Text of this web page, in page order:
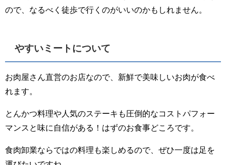
ので、なるべく徒歩で行くのがいいのかもしれません。
やすいミートについて
お肉屋さん直営のお店なので、新鮮で美味しいお肉が食べ
れます。
とんかつ料理や人気のステーキも圧倒的なコストパフォー
マンスと味に自信がある！はずのお食事どころです。
食肉卸業ならではの料理も楽しめるので、ぜひ一度は足を